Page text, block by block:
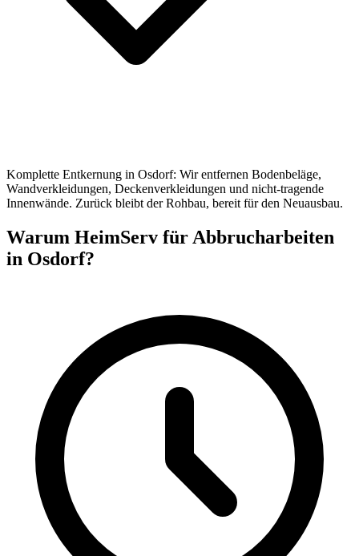
Komplette Entkernung in Osdorf: Wir entfernen Bodenbeläge,
Wandverkleidungen, Deckenverkleidungen und nicht-tragende
Innenwände. Zurück bleibt der Rohbau, bereit für den Neuausbau.
Warum HeimServ für Abbrucharbeiten
in Osdorf?